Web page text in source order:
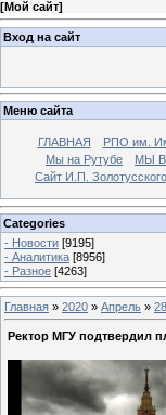
[Мой сайт]
Вход на сайт
Меню сайта
ГЛАВНАЯ РПО им.
Мы на Рутубе
МЫ
Сайт И.П. Золотусского
Categories
- Новости [9195]
- Аналитика [8956]
- Разное [4263]
Главная » 2020 » Апрель » 28
Ректор МГУ подтвердил